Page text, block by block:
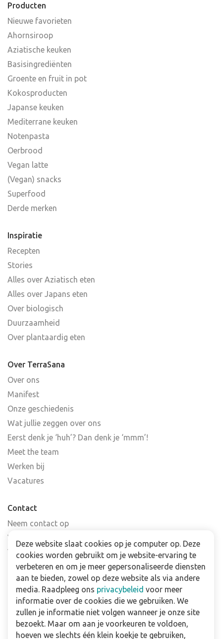
Producten
Nieuwe favorieten
Ahornsiroop
Aziatische keuken
Basisingrediënten
Groente en fruit in pot
Kokosproducten
Japanse keuken
Mediterrane keuken
Notenpasta
Oerbrood
Vegan latte
(Vegan) snacks
Superfood
Derde merken
Inspiratie
Recepten
Stories
Alles over Aziatisch eten
Alles over Japans eten
Over biologisch
Duurzaamheid
Over plantaardig eten
Over TerraSana
Over ons
Manifest
Onze geschiedenis
Wat jullie zeggen over ons
Eerst denk je ‘huh’? Dan denk je ‘mmm’!
Meet the team
Werken bij
Vacatures
Contact
Neem contact op
Veelgestelde vragen
Verkooppunten
Nieuwsbrief
Zakelijk
Downloads
Privacy policy
Deze website slaat cookies op je computer op. Deze
cookies worden gebruikt om je website-ervaring te
verbeteren en om je meer gepersonaliseerde diensten
aan te bieden, zowel op deze website als via andere
media. Raadpleeg ons privacybeleid voor meer
informatie over de cookies die we gebruiken. We
zullen je informatie niet volgen wanneer je onze site
bezoekt. Maar om aan je voorkeuren te voldoen,
hoeven we slechts één klein koekje te gebruiken,